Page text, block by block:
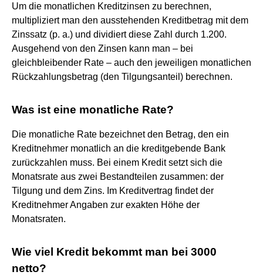
Um die monatlichen Kreditzinsen zu berechnen,
multipliziert man den ausstehenden Kreditbetrag mit dem
Zinssatz (p. a.) und dividiert diese Zahl durch 1.200.
Ausgehend von den Zinsen kann man – bei
gleichbleibender Rate – auch den jeweiligen monatlichen
Rückzahlungsbetrag (den Tilgungsanteil) berechnen.
Was ist eine monatliche Rate?
Die monatliche Rate bezeichnet den Betrag, den ein
Kreditnehmer monatlich an die kreditgebende Bank
zurückzahlen muss. Bei einem Kredit setzt sich die
Monatsrate aus zwei Bestandteilen zusammen: der
Tilgung und dem Zins. Im Kreditvertrag findet der
Kreditnehmer Angaben zur exakten Höhe der
Monatsraten.
Wie viel Kredit bekommt man bei 3000
netto?